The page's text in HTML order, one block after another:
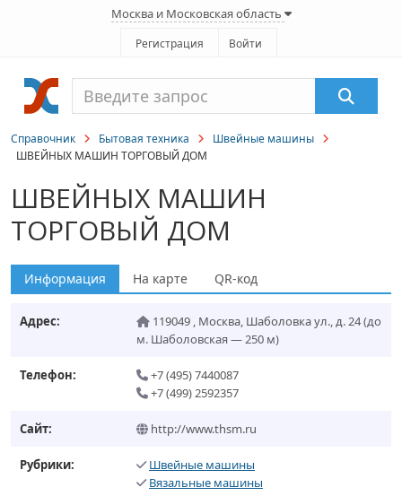
Москва и Московская область
Регистрация Войти
Справочник Бытовая техника
Швейные машины
ШВЕЙНЫХ МАШИН ТОРГОВЫЙ ДОМ
ШВЕЙНЫХ МАШИН
ТОРГОВЫЙ ДОМ
Информация На карте QR-код
Адрес: 119049 , Москва, Шаболовка ул., д. 24(до
м. Шаболовская — 250 м)
Телефон:
+7 (495) 7440087
+7 (499) 2592357
Сайт: http://www.thsm.ru
Рубрики:
Швейные машины
Вязальные машины